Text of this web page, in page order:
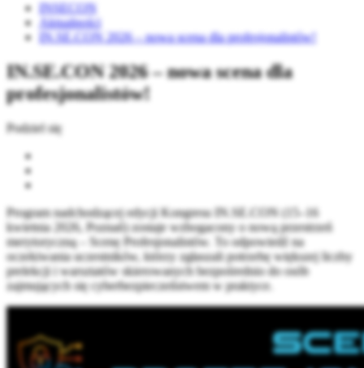
INSECON
Aktualności
IN.SE.CON 2026 – nowa scena dla profesjonalistów!
IN.SE.CON 2026 – nowa scena dla
profesjonalistów!
Podziel się
Program nadchodzącej edycji Kongresu IN.SE.CON (15–16
kwietnia 2026, Poznań) zostaje wzbogacony o nową przestrzeń
merytoryczną – Scenę Profesjonalistów. To odpowiedź na
oczekiwania uczestników, którzy zgłaszali potrzebę większej liczby
prelekcji i warsztatów skierowanych bezpośrednio do osób
zajmujących się cyberbezpieczeństwem w praktyce.